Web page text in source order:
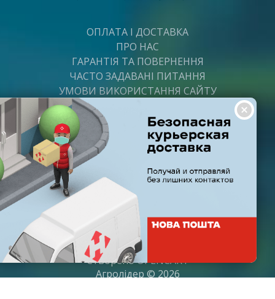
ОПЛАТА І ДОСТАВКА
ПРО НАС
ГАРАНТІЯ ТА ПОВЕРНЕННЯ
ЧАСТО ЗАДАВАНІ ПИТАННЯ
УМОВИ ВИКОРИСТАННЯ САЙТУ
ПОСТАЧАЛЬНИКАМ
ПАРТНЕРИ
ГРАФІК РОБОТИ
Пн-Пт: з 8:00 до 21:00
Субота: з 9:00 до 20:00
Неділя: з 10:00 до 19:00
СтвореноOPENCART
Агролідер © 2026